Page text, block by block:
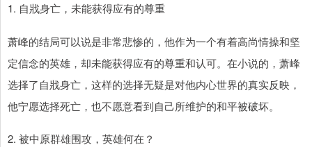
1. 自戕身亡，未能获得应有的尊重
萧峰的结局可以说是非常悲惨的，他作为一个有着高尚情操和坚
定信念的英雄，却未能获得应有的尊重和认可。在小说的，萧峰
选择了自戕身亡，这样的选择无疑是对他内心世界的真实反映，
他宁愿选择死亡，也不愿意看到自己所维护的和平被破坏。
2. 被中原群雄围攻，英雄何在？